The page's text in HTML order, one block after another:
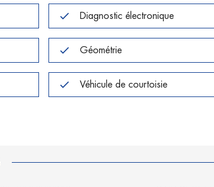
Diagnostic électronique
Géométrie
Véhicule de courtoisie